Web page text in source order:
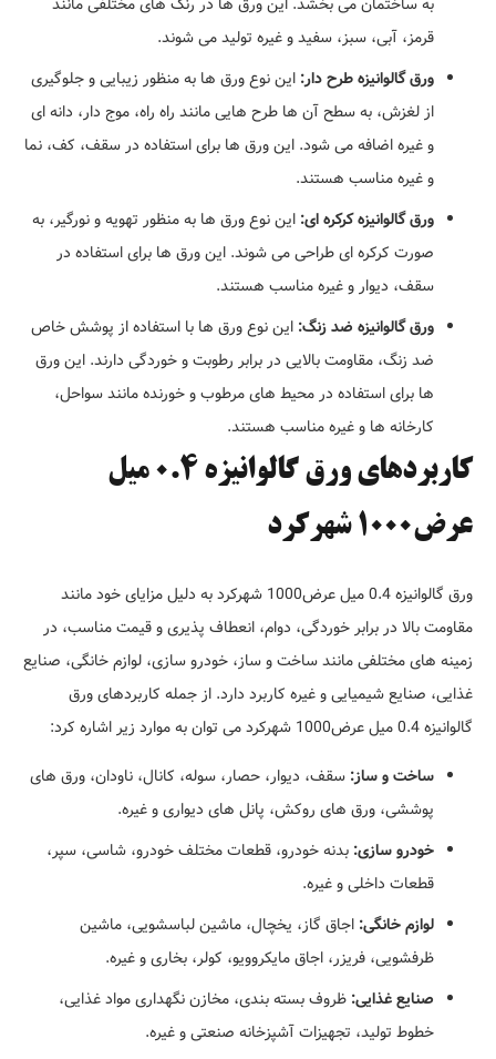
قرمز، آبی، سبز، سفید و غیره تولید می شوند.
ورق گالوانیزه طرح دار: این نوع ورق ها به منظور زیبایی و جلوگیری
از لغزش، به سطح آن ها طرح هایی مانند راه راه، موج دار، دانه ای
و غیره اضافه می شود. این ورق ها برای استفاده در سقف، کف، نما
و غیره مناسب هستند.
ورق گالوانیزه کرکره ای: این نوع ورق ها به منظور تهویه و نورگیر، به
صورت کرکره ای طراحی می شوند. این ورق ها برای استفاده در
سقف، دیوار و غیره مناسب هستند.
ورق گالوانیزه ضد زنگ: این نوع ورق ها با استفاده از پوشش خاص
ضد زنگ، مقاومت بالایی در برابر رطوبت و خوردگی دارند. این ورق
ها برای استفاده در محیط های مرطوب و خورنده مانند سواحل،
کارخانه ها و غیره مناسب هستند.
کاربردهای ورق گالوانیزه 0.4 میل
عرض1000 شهرکرد
ورق گالوانیزه 0.4 میل عرض1000 شهرکرد به دلیل مزایای خود مانند
مقاومت بالا در برابر خوردگی، دوام، انعطاف پذیری و قیمت مناسب، در
زمینه های مختلفی مانند ساخت و ساز، خودرو سازی، لوازم خانگی، صنایع
غذایی، صنایع شیمیایی و غیره کاربرد دارد. از جمله کاربردهای ورق
گالوانیزه 0.4 میل عرض1000 شهرکرد می توان به موارد زیر اشاره کرد:
ساخت و ساز: سقف، دیوار، حصار، سوله، کانال، ناودان، ورق های
پوششی، ورق های روکش، پانل های دیواری و غیره.
خودرو سازی: بدنه خودرو، قطعات مختلف خودرو، شاسی، سپر،
قطعات داخلی و غیره.
لوازم خانگی: اجاق گاز، یخچال، ماشین لباسشویی، ماشین
ظرفشویی، فریزر، اجاق مایکروویو، کولر، بخاری و غیره.
صنایع غذایی: ظروف بسته بندی، مخازن نگهداری مواد غذایی،
خطوط تولید، تجهیزات آشپزخانه صنعتی و غیره.